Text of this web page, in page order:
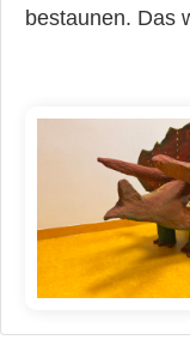
bestaunen. Das